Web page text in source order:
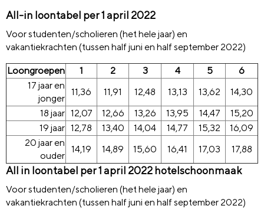
All-in loontabel per 1 april 2022
Voor studenten/scholieren (het hele jaar) en
vakantiekrachten (tussen half juni en half september 2022)
Loongroepen 1 2 3 4 5
6
17 jaar en
jonger
11,36 11,91 12,48 13,13 13,62
14,30
18 jaar 12,07 12,66 13,26 13,95 14,47
15,20
19 jaar 12,78 13,40 14,04 14,77 15,32
16,09
20 jaar en
ouder
14,19 14,89 15,60 16,41 17,03 17,88
All in loontabel per 1 april 2022 hotelschoonmaak
Voor studenten/scholieren (het hele jaar) en
vakantiekrachten (tussen half juni en half september 2022)